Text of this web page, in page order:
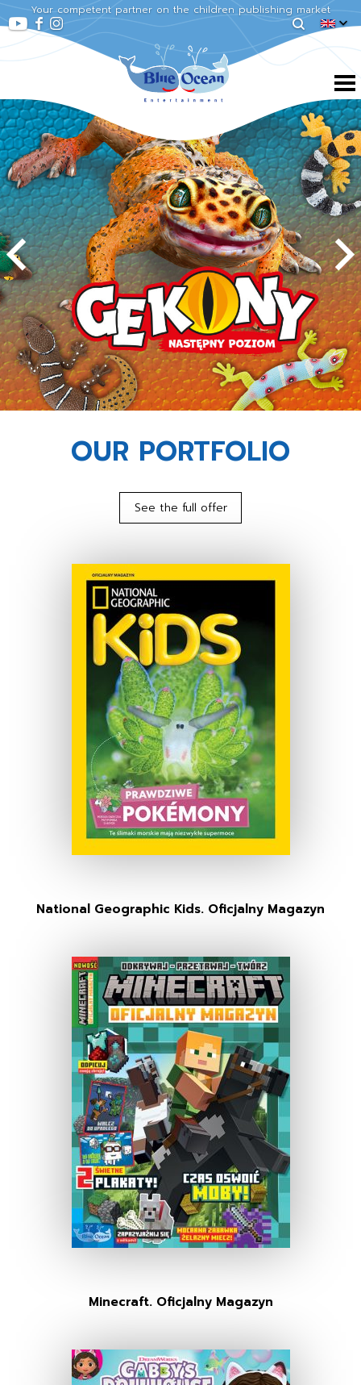
Your competent partner on the children publishing market
OUR PORTFOLIO
See the full offer
National Geographic Kids. Oficjalny Magazyn
Minecraft. Oficjalny Magazyn